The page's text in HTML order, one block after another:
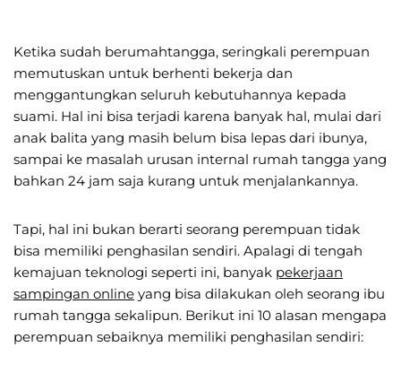
Ketika sudah berumahtangga, seringkali perempuan
memutuskan untuk berhenti bekerja dan
menggantungkan seluruh kebutuhannya kepada
suami. Hal ini bisa terjadi karena banyak hal, mulai dari
anak balita yang masih belum bisa lepas dari ibunya,
sampai ke masalah urusan internal rumah tangga yang
bahkan 24 jam saja kurang untuk menjalankannya.
Tapi, hal ini bukan berarti seorang perempuan tidak
bisa memiliki penghasilan sendiri. Apalagi di tengah
kemajuan teknologi seperti ini, banyak pekerjaan
sampingan online yang bisa dilakukan oleh seorang ibu
rumah tangga sekalipun. Berikut ini 10 alasan mengapa
perempuan sebaiknya memiliki penghasilan sendiri: